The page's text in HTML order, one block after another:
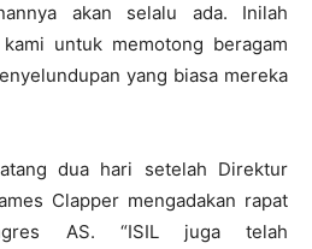
akan selalu ada. Inilah
untuk memotong beragam
yang biasa mereka
dua hari setelah Direktur
Clapper mengadakan rapat
AS. “ISIL juga telah